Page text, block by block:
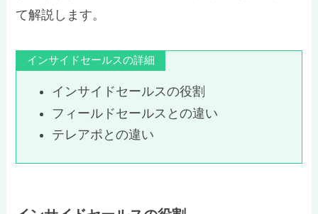
て解説します。
インサイドセールスの詳細
インサイドセールスの役割
フィールドセールスとの違い
テレアポとの違い